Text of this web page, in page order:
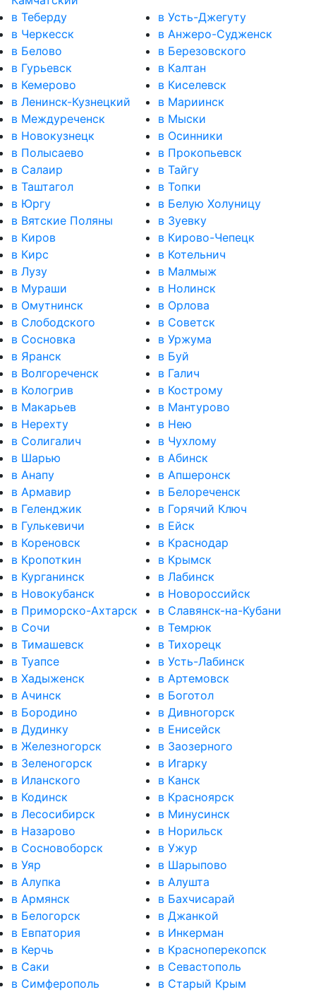
в Теберду
в Усть-Джегуту
в Черкесск
в Анжеро-Судженск
в Белово
в Березовского
в Гурьевск
в Калтан
в Кемерово
в Киселевск
в Ленинск-Кузнецкий
в Мариинск
в Междуреченск
в Мыски
в Новокузнецк
в Осинники
в Полысаево
в Прокопьевск
в Салаир
в Тайгу
в Таштагол
в Топки
в Юргу
в Белую Холуницу
в Вятские Поляны
в Зуевку
в Киров
в Кирово-Чепецк
в Кирс
в Котельнич
в Лузу
в Малмыж
в Мураши
в Нолинск
в Омутнинск
в Орлова
в Слободского
в Советск
в Сосновка
в Уржума
в Яранск
в Буй
в Волгореченск
в Галич
в Кологрив
в Кострому
в Макарьев
в Мантурово
в Нерехту
в Нею
в Солигалич
в Чухлому
в Шарью
в Абинск
в Анапу
в Апшеронск
в Армавир
в Белореченск
в Геленджик
в Горячий Ключ
в Гулькевичи
в Ейск
в Кореновск
в Краснодар
в Кропоткин
в Крымск
в Курганинск
в Лабинск
в Новокубанск
в Новороссийск
в Приморско-Ахтарск
в Славянск-на-Кубани
в Сочи
в Темрюк
в Тимашевск
в Тихорецк
в Туапсе
в Усть-Лабинск
в Хадыженск
в Артемовск
в Ачинск
в Боготол
в Бородино
в Дивногорск
в Дудинку
в Енисейск
в Железногорск
в Заозерного
в Зеленогорск
в Игарку
в Иланского
в Канск
в Кодинск
в Красноярск
в Лесосибирск
в Минусинск
в Назарово
в Норильск
в Сосновоборск
в Ужур
в Уяр
в Шарыпово
в Алупка
в Алушта
в Армянск
в Бахчисарай
в Белогорск
в Джанкой
в Евпатория
в Инкерман
в Керчь
в Красноперекопск
в Саки
в Севастополь
в Симферополь
в Старый Крым